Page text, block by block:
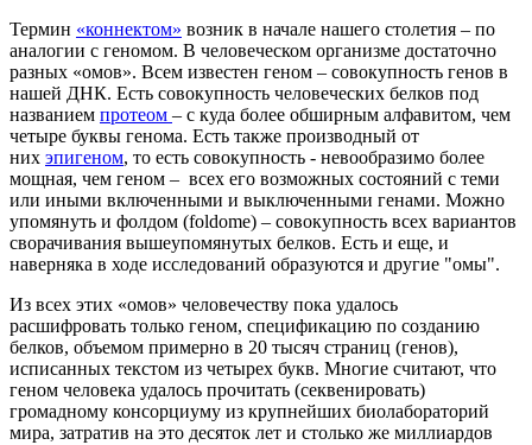
Термин «коннектом» возник в начале нашего столетия – по
аналогии с геномом. В человеческом организме достаточно
разных «омов». Всем известен геном – совокупность генов в
нашей ДНК. Есть совокупность человеческих белков под
названием протеом – с куда более обширным алфавитом, чем
четыре буквы генома. Есть также производный от
них эпигеном, то есть совокупность - невообразимо более
мощная, чем геном – всех его возможных состояний с теми
или иными включенными и выключенными генами. Можно
упомянуть и фолдом (foldome) – совокупность всех вариантов
сворачивания вышеупомянутых белков. Есть и еще, и
наверняка в ходе исследований образуются и другие "омы".
Из всех этих «омов» человечеству пока удалось
расшифровать только геном, спецификацию по созданию
белков, объемом примерно в 20 тысяч страниц (генов),
исписанных текстом из четырех букв. Многие считают, что
геном человека удалось прочитать (секвенировать)
громадному консорциуму из крупнейших биолабораторий
мира, затратив на это десяток лет и столько же миллиардов